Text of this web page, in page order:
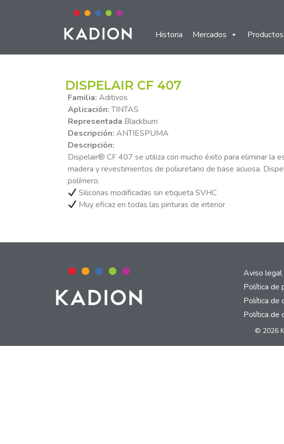
Historia Mercados Productos
DISPELAIR CF 407
Familia: Aditivos
Aplicación:TINTAS
Representada Blackburn
Descripción: ANTIESPUMA
Descripción:
Dispelair® CF 407 se utiliza con mucho éxito para eliminar la
madera y revestimientos de poliuretano de base acuosa.
polímero.
Siliconas modificadas sin etiqueta SVHC
Muy eficaz en todas las pinturas de interior
Aviso legal
Política de
Política de
Política de
© 2026